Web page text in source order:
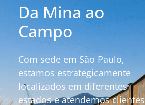
Da Mina ao
Campo
Com sede em São Paulo,
estamos estrategicamente
localizados em diferentes
estados e atendemos clientes